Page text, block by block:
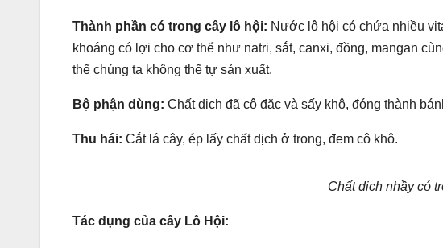
Thành phần có trong cây lô hội: Nước lô hội có chứa nhiều
khoáng có lợi cho cơ thể như natri, sắt, canxi, đồng, mangan
thể chúng ta không thể tự sản xuất.
Bộ phận dùng: Chất dịch đã cô đặc và sấy khô, đóng thành
Thu hái: Cắt lá cây, ép lấy chất dịch ở trong, đem cô khô.
Chất dịch nhầy có
Tác dụng của cây Lô Hội: